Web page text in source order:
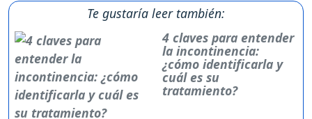
Te gustaría leer también:
4 claves para entender
la incontinencia:
¿cómo identificarla y
cuál es su
tratamiento?